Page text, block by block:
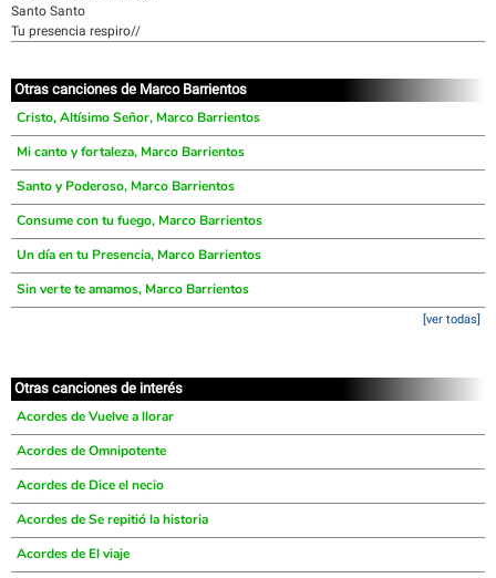
Santo Santo
Tu presencia respiro//
Otras canciones de Marco Barrientos
Cristo, Altísimo Señor, Marco Barrientos
Mi canto y fortaleza, Marco Barrientos
Santo y Poderoso, Marco Barrientos
Consume con tu fuego, Marco Barrientos
Un día en tu Presencia, Marco Barrientos
Sin verte te amamos, Marco Barrientos
[ver todas]
Otras canciones de interés
Acordes de Vuelve a llorar
Acordes de Omnipotente
Acordes de Dice el necio
Acordes de Se repitió la historia
Acordes de El viaje